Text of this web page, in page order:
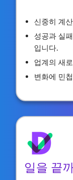
신중히 계
성공과 실
입니다.
업계의 새
변화에 민
일을 끝